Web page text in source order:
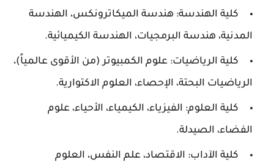
كلية الهندسة: هندسة الميكاترونكس، الهندسة
المدنية، هندسة البرمجيات، الهندسة الكيميائية.
كلية الرياضيات: علوم الكمبيوتر (من الأقوى عالمياً)،
الرياضيات البحتة، الإحصاء، العلوم الاكتوارية.
كلية العلوم: الفيزياء، الكيمياء، الأحياء، علوم
الفضاء، الصيدلة.
كلية الآداب: الاقتصاد، علم النفس، العلوم